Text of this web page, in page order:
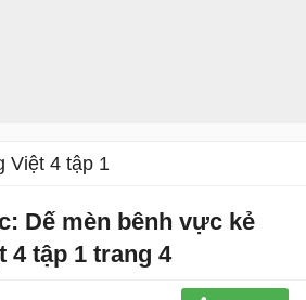
Việt 4 tập 1
Dế mèn bênh vực kẻ
4 tập 1 trang 4